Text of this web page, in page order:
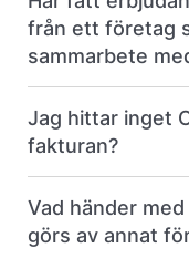
från ett företag
sammarbete
Jag hittar inget
fakturan?
Vad händer
görs av annat